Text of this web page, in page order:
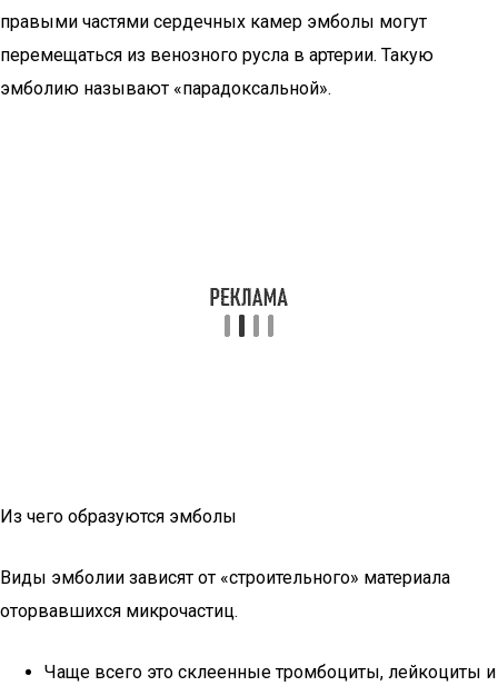
правыми частями сердечных камер эмболы могут
перемещаться из венозного русла в артерии. Такую
эмболию называют «парадоксальной».
Из чего образуются эмболы
Виды эмболии зависят от «строительного» материала
оторвавшихся микрочастиц.
Чаще всего это склеенные тромбоциты, лейкоциты и